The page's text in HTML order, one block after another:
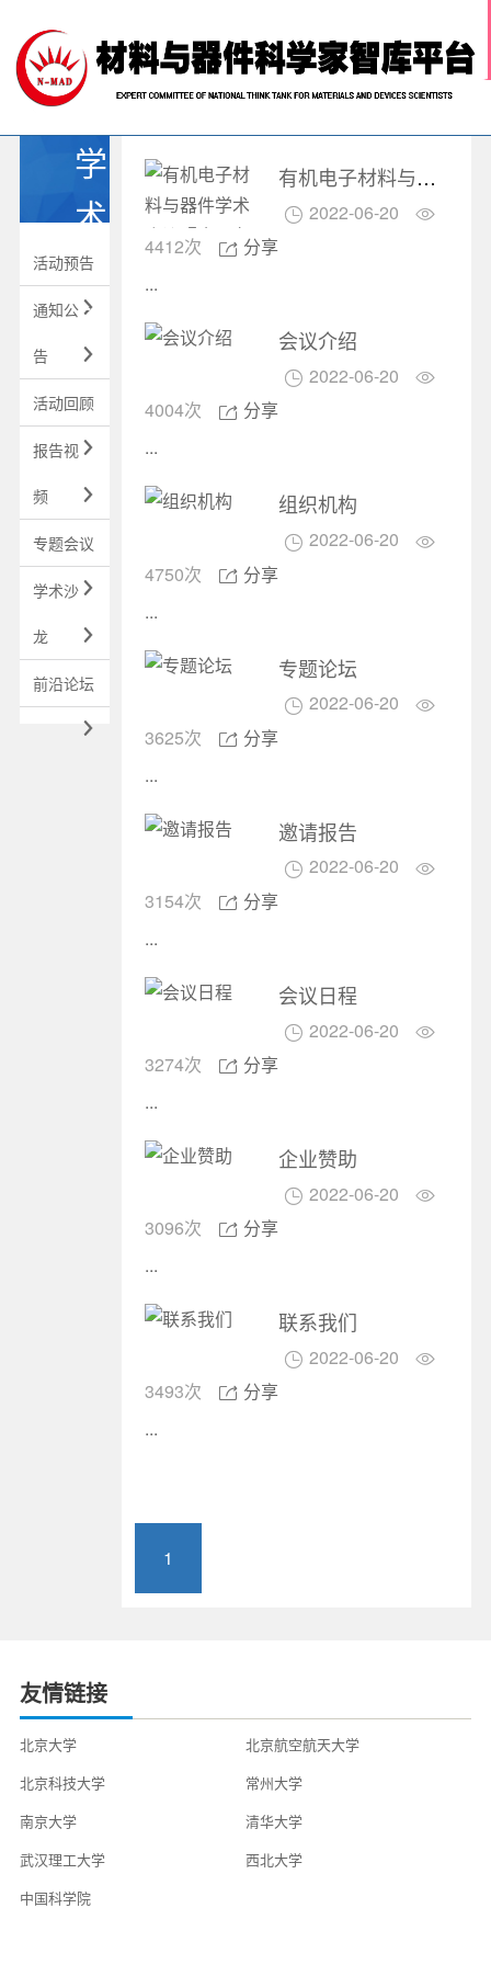

网站首页
关于我们
科技前沿
材料智库
学术活动
行业推荐
中国材料人
学
术
活
动
活动预告

通知公
告 
活动回顾

报告视
频 
专题会议

学术沙
龙 
前沿论坛

有机电子材料与器件学术会议暨全国有机电子材料与未来科学家论坛
 2022-06-20 
4412次  分享
...
会议介绍
 2022-06-20 
4004次  分享
...
组织机构
 2022-06-20 
4750次  分享
...
专题论坛
 2022-06-20 
3625次  分享
...
邀请报告
 2022-06-20 
3154次  分享
...
会议日程
 2022-06-20 
3274次  分享
...
企业赞助
 2022-06-20 
3096次  分享
...
联系我们
 2022-06-20 
3493次  分享
...
1
友情链接
北京大学
北京航空航天大学
北京科技大学
常州大学
南京大学
清华大学
武汉理工大学
西北大学
中国科学院